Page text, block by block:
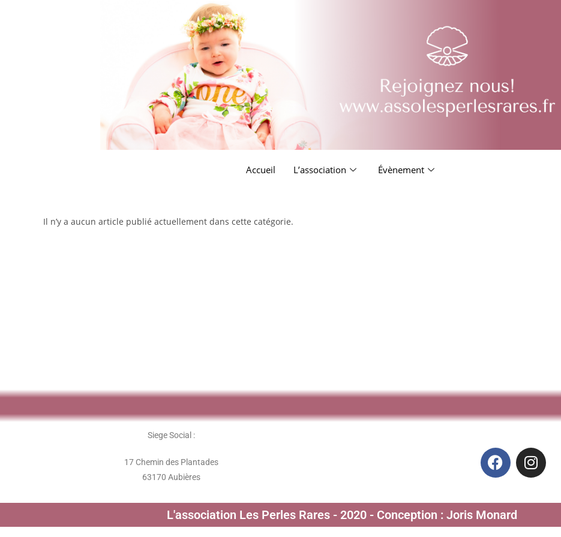
Accueil L’association Évènement
Il n’y a aucun article publié actuellement dans cette catégorie.
Siege Social :
17 Chemin des Plantades
63170 Aubières
L'association Les Perles Rares - 2020 - Conception : Joris Monard